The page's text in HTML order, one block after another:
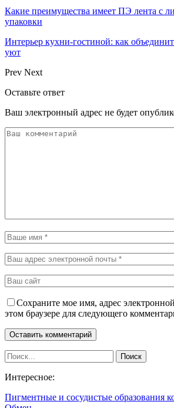
Какие преимущества имеет ПЭ лента с
упаковки
Интерьер кухни-гостиной: как
уют
Prev Next
Оставьте ответ
Ваш электронный адрес не будет
Сохраните мое имя, адрес
этом браузере для следующего
Интересное:
Пигментные и сосудистые образования